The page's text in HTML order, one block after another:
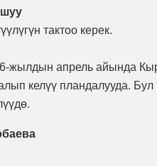
тактоо керек.
жылдын апрель айында
келүү пландалууда.